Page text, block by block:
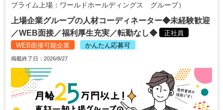
プライム上場：ワールドホールディングス グループ）
上場企業グループの人材コーディネーター◆未経験歓迎
／WEB面接／福利厚生充実／転勤なし◆
正社員
WEB面接可能企業
かんたん応募可
掲載終了日：2026/8/27